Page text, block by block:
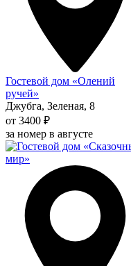
Гостевой дом «Олений
ручей»
Джубга, Зеленая, 8
от 3400 ₽
за номер в августе